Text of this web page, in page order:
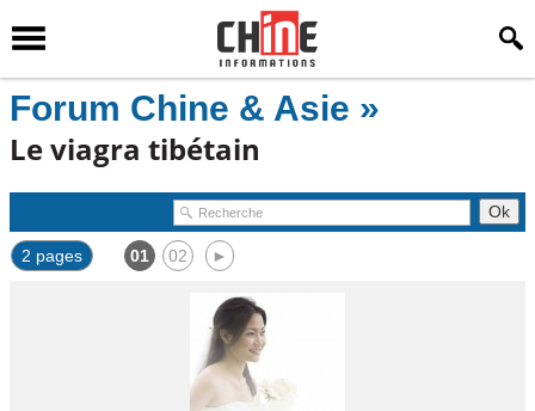
Forum Chine & Asie »
Le viagra tibétain
2 pages 01 02 ►